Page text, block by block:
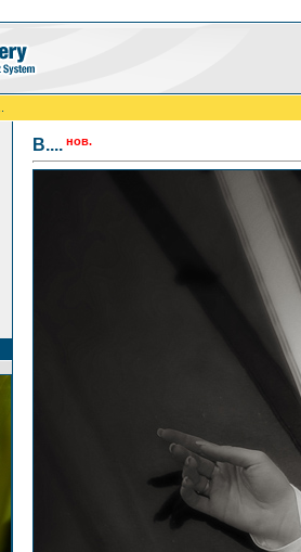
В.... нов.